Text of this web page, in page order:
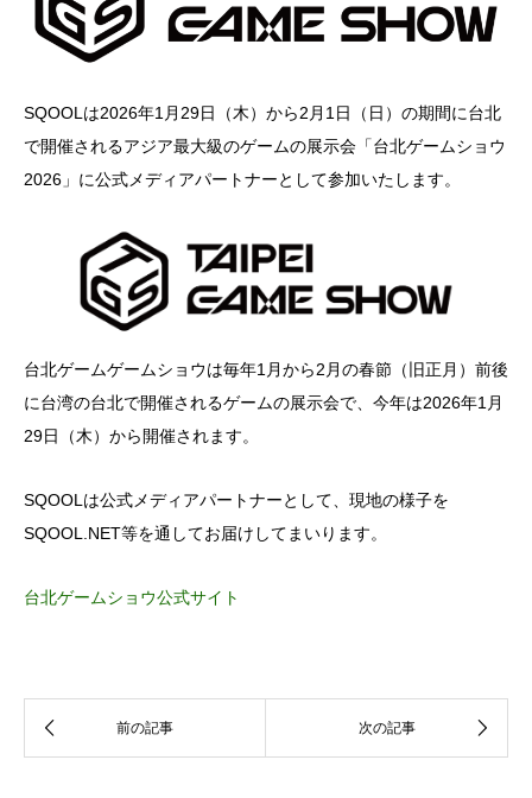
SQOOLは2026年1月29日（木）から2月1日（日）の期間に台北
で開催されるアジア最大級のゲームの展示会「台北ゲームショウ
2026」に公式メディアパートナーとして参加いたします。
台北ゲームゲームショウは毎年1月から2月の春節（旧正月）前後
に台湾の台北で開催されるゲームの展示会で、今年は2026年1月
29日（木）から開催されます。
SQOOLは公式メディアパートナーとして、現地の様子を
SQOOL.NET等を通してお届けしてまいります。
台北ゲームショウ公式サイト